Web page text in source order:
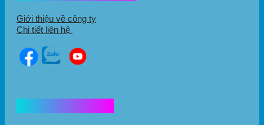
Giới thiệu về công ty
Chi tiết liên hệ